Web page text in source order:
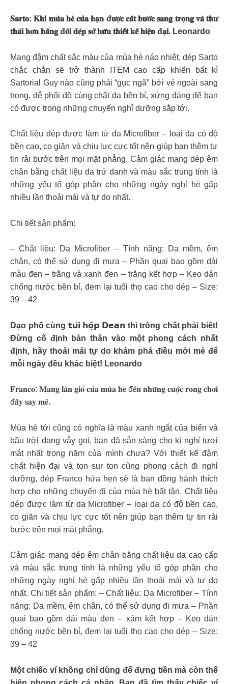
𝐒𝐚𝐫𝐭𝐨: 𝐊𝐡𝐢 𝐦𝐮̀𝐚 𝐡𝐞̀ 𝐜𝐮̉𝐚 𝐛𝐚̣𝐧 đ𝐮̛𝐨̛̣𝐜 𝐜𝐚̂́𝐭 𝐛𝐮̛𝐨̛́𝐜 𝐬𝐚𝐧𝐠 𝐭𝐫𝐨̣𝐧𝐠 𝐯𝐚̀ 𝐭𝐡𝐮̛
𝐭𝐡𝐚́𝐢 𝐡𝐨̛𝐧 𝐛𝐚̆̀𝐧𝐠 đ𝐨̂𝐢 𝐝𝐞́𝐩 𝐬𝐨̛̉ 𝐡𝐮̛̃𝐮 𝐭𝐡𝐢𝐞̂́𝐭 𝐤𝐞̂́ 𝐡𝐢𝐞̣̂𝐧 đ𝐚̣𝐢. Leonardo
Mang đậm chất sắc màu của mùa hè náo nhiệt, dép Sarto
chắc chắn sẽ trở thành ITEM cao cấp khiến bất kì
Sartorial Guy nào cũng phải “gục ngã” bởi vẻ ngoài sang
trọng, dễ phối đồ cùng chất da bền bỉ, xứng đáng để bạn
có được trong những chuyến nghỉ dưỡng sắp tới.
Chất liệu dép được làm từ da Microfiber – loại da có độ
bền cao, co giãn và chịu lực cực tốt nên giúp bạn thêm tự
tin rải bước trên mọi mặt phẳng. Cảm giác mang dép êm
chân bằng chất liệu da trứ danh và màu sắc trung tính là
những yếu tố góp phần cho những ngày nghỉ hè gấp
nhiều lần thoải mái và tự do nhất.
Chi tiết sản phẩm:
– Chất liệu: Da Microfiber – Tính năng: Da mềm, êm
chân, có thể sử dụng đi mưa – Phần quai bao gồm dải
màu đen – trắng và xanh đen – trắng kết hợp – Keo dán
chống nước bền bỉ, đem lại tuổi thọ cao cho dép – Size:
39 – 42
Dạo phố cùng 𝘁𝘂́𝗶 𝗵𝗼̣̂𝗽 𝗗𝗲𝗮𝗻 thì trông chất phải biết!
Đừng cố định bản thân vào một phong cách nhất
định, hãy thoải mái tự do khám phá điều mới mẻ để
mỗi ngày đều khác biệt! Leonardo
𝐅𝐫𝐚𝐧𝐜𝐨: 𝐌𝐚𝐧𝐠 𝐥𝐚̀𝐧 𝐠𝐢𝐨́ 𝐜𝐮̉𝐚 𝐦𝐮̀𝐚 𝐡𝐞̀ đ𝐞̂́𝐧 𝐧𝐡𝐮̛̃𝐧𝐠 𝐜𝐮𝐨̣̂𝐜 𝐫𝐨𝐧𝐠 𝐜𝐡𝐨̛𝐢
đ𝐚̂̀𝐲 𝐬𝐚𝐲 𝐦𝐞̂.
Mùa hè tới cũng có nghĩa là màu xanh ngắt của biển và
bầu trời đang vẫy gọi, bạn đã sẵn sàng cho kì nghỉ tươi
mát nhất trong năm của mình chưa? Với thiết kế đậm
chất hiện đại và ton sur ton cùng phong cách đi nghỉ
dưỡng, dép Franco hứa hẹn sẽ là bạn đồng hành thích
hợp cho những chuyến đi của mùa hè bất tận. Chất liệu
dép được làm từ da Microfiber – loại da có độ bền cao,
co giãn và chịu lực cực tốt nên giúp bạn thêm tự tin rải
bước trên mọi mặt phẳng.
Cảm giác mang dép êm chân bằng chất liệu da cao cấp
và màu sắc trung tính là những yếu tố góp phần cho
những ngày nghỉ hè gấp nhiều lần thoải mái và tự do
nhất. Chi tiết sản phẩm: – Chất liệu: Da Microfiber – Tính
năng: Da mềm, êm chân, có thể sử dụng đi mưa – Phần
quai bao gồm dải màu đen – xám kết hợp – Keo dán
chống nước bền bỉ, đem lại tuổi thọ cao cho dép – Size:
39 – 42
Một chiếc ví không chỉ dùng để đựng tiền mà còn thể